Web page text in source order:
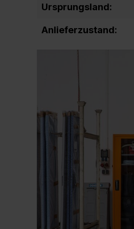
Ursprungsland:
Anlieferzustand: